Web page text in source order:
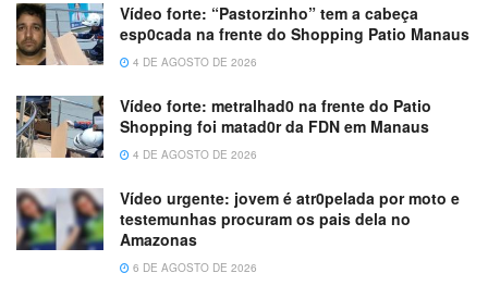
Vídeo forte: “Pastorzinho” tem a cabeça
esp0cada na frente do Shopping Patio Manaus
4 DE AGOSTO DE 2026
Vídeo forte: metralhad0 na frente do Patio
Shopping foi matad0r da FDN em Manaus
4 DE AGOSTO DE 2026
Vídeo urgente: jovem é atr0pelada por moto e
testemunhas procuram os pais dela no
Amazonas
6 DE AGOSTO DE 2026